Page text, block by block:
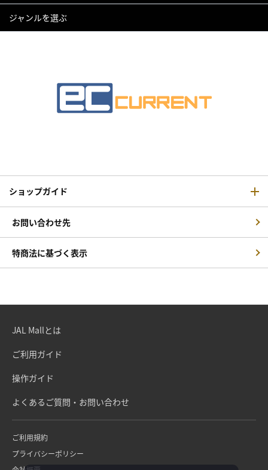
ジャンルを選ぶ
ショップガイド
お問い合わせ先
特商法に基づく表示
JAL Mallとは
ご利用ガイド
操作ガイド
よくあるご質問・お問い合わせ
ご利用規約
プライバシーポリシー